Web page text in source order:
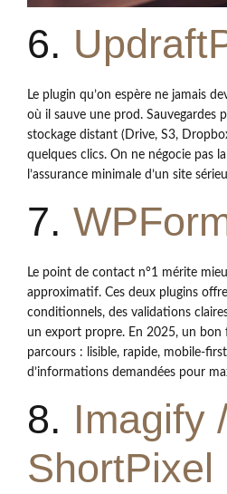
6.
Le plugin qu’on espère ne jamais
où il sauve une prod. Sauvegardes
stockage distant (Drive, S3,
quelques clics. On ne négocie pas
l’assurance minimale d’un site
7.
Le point de contact n°1 mérite
approximatif. Ces deux plugins
conditionnels, des validations
un export propre. En 2025, un
parcours : lisible, rapide, mobile-
d’informations demandées pour
8. Imagify
ShortPixel